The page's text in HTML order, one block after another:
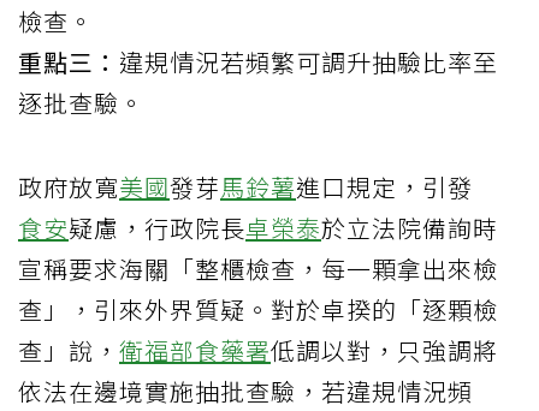
檢查。
重點三： 違規情況若頻繁可調升抽驗比率至
逐批查驗。
政府放寬美國發芽馬鈴薯進口規定，引發
食安疑慮，行政院長卓榮泰於立法院備詢時
宣稱要求海關「整櫃檢查，每一顆拿出來檢
查」，引來外界質疑。對於卓揆的「逐顆檢
查」說， 衛福部食藥署低調以對，只強調將
依法在邊境實施抽批查驗，若違規情況頻